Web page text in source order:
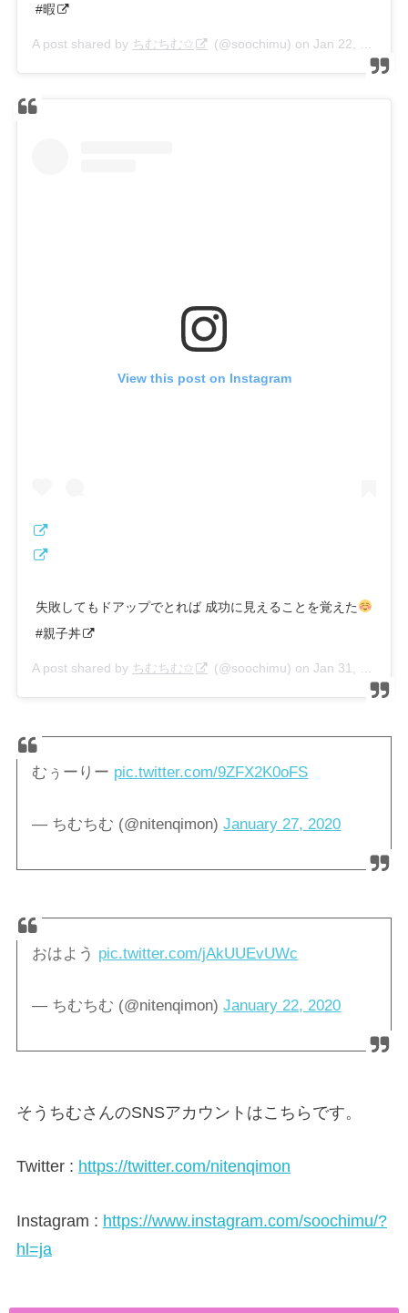
#暇
A post shared by ちむちむ✩ (@soochimu) on Jan 22, 2020 at 9:48am PST
View this post on Instagram
失敗してもドアップでとれば 成功に見えることを覚えた
#親子丼
A post shared by ちむちむ✩ (@soochimu) on Jan 31, 2020 at 6:45am PST
むぅーりー pic.twitter.com/9ZFX2K0oFS
— ちむちむ (@nitenqimon)January 27, 2020
おはよう pic.twitter.com/jAkUUEvUWc
— ちむちむ (@nitenqimon)January 22, 2020
そうちむさんのSNSアカウントはこちらです。
Twitter : https://twitter.com/nitenqimon
Instagram : https://www.instagram.com/soochimu/?
hl=ja